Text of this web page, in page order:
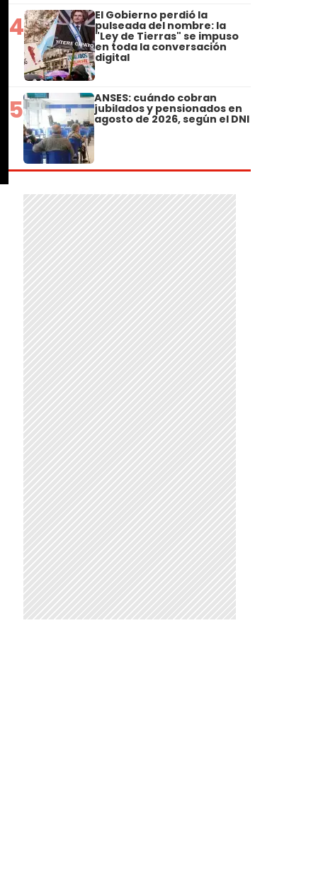
4 El Gobierno perdió la
pulseada del nombre: la
"Ley de Tierras" se impuso
en toda la conversación
digital
5 ANSES: cuándo cobran
jubilados y pensionados en
agosto de 2026, según el DNI